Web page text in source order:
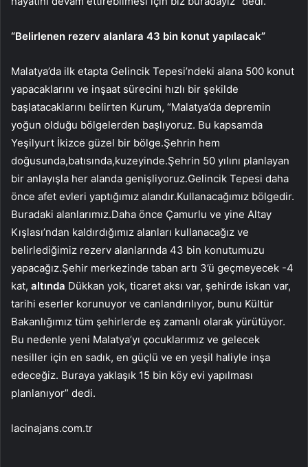
“Belirlenen rezerv alanlara 43 bin konut yapılacak”
Malatya’da ilk etapta Gelincik Tepesi’ndeki alana 500 konut
yapacaklarını ve inşaat sürecini hızlı bir şekilde
başlatacaklarını belirten Kurum, “Malatya’da depremin
yoğun olduğu bölgelerden başlıyoruz. Bu kapsamda
Yeşilyurt İkizce güzel bir bölge.Şehrin hem
doğusunda,batısında,kuzeyinde.Şehrin 50 yılını planlayan
bir anlayışla her alanda genişliyoruz.Gelincik Tepesi daha
önce afet evleri yaptığımız alandır.Kullanacağımız bölgedir.
Buradaki alanlarımız.Daha önce Çamurlu ve yine Altay
Kışlası’ndan kaldırdığımız alanları kullanacağız ve
belirlediğimiz rezerv alanlarında 43 bin konutumuzu
yapacağız.Şehir merkezinde taban artı 3’ü geçmeyecek -4
kat, altında Dükkan yok, ticaret aksı var, şehirde iskan var,
tarihi eserler korunuyor ve canlandırılıyor, bunu Kültür
Bakanlığımız tüm şehirlerde eş zamanlı olarak yürütüyor.
Bu nedenle yeni Malatya’yı çocuklarımız ve gelecek
nesiller için en sadık, en güçlü ve en yeşil haliyle inşa
edeceğiz. Buraya yaklaşık 15 bin köy evi yapılması
planlanıyor” dedi.
lacinajans.com.tr